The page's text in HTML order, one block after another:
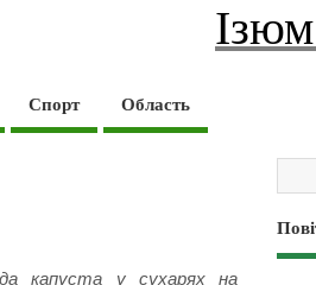
Спорт Область
капуста у сухарях на